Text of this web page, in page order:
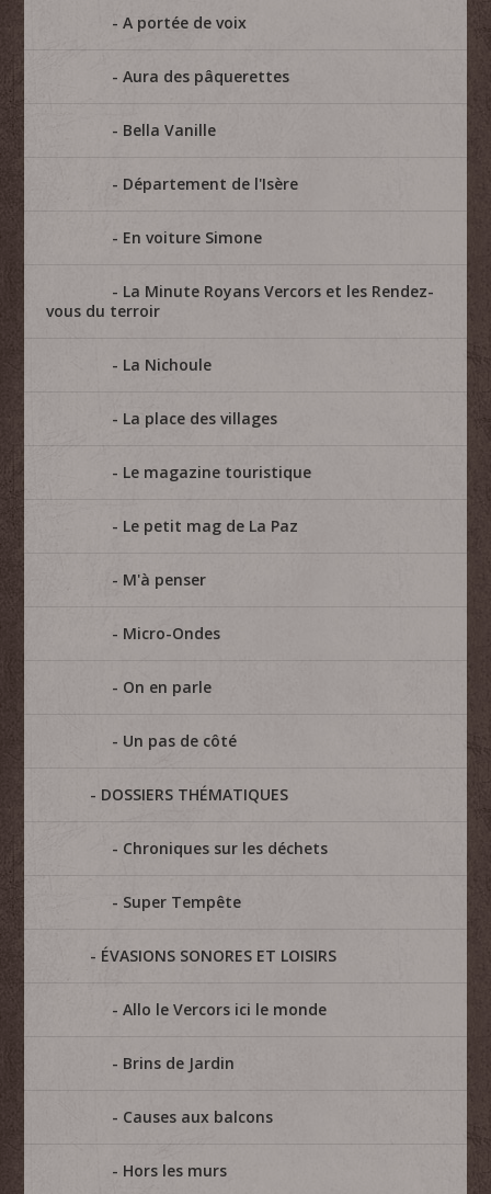
A portée de voix
Aura des pâquerettes
Bella Vanille
Département de l'Isère
En voiture Simone
La Minute Royans Vercors et les Rendez-
vous du terroir
La Nichoule
La place des villages
Le magazine touristique
Le petit mag de La Paz
M'à penser
Micro-Ondes
On en parle
Un pas de côté
DOSSIERS THÉMATIQUES
Chroniques sur les déchets
Super Tempête
ÉVASIONS SONORES ET LOISIRS
Allo le Vercors ici le monde
Brins de Jardin
Causes aux balcons
Hors les murs